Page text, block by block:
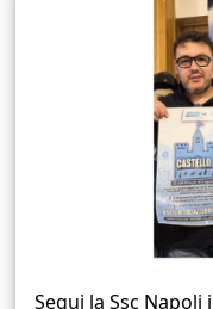
Segui la Ssc